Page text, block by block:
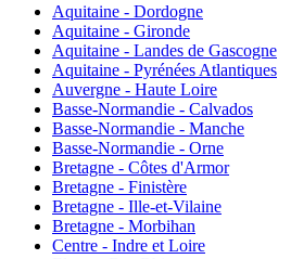
Aquitaine - Dordogne
Aquitaine - Gironde
Aquitaine - Landes de Gascogne
Aquitaine - Pyrénées Atlantiques
Auvergne - Haute Loire
Basse-Normandie - Calvados
Basse-Normandie - Manche
Basse-Normandie - Orne
Bretagne - Côtes d'Armor
Bretagne - Finistère
Bretagne - Ille-et-Vilaine
Bretagne - Morbihan
Centre - Indre et Loire